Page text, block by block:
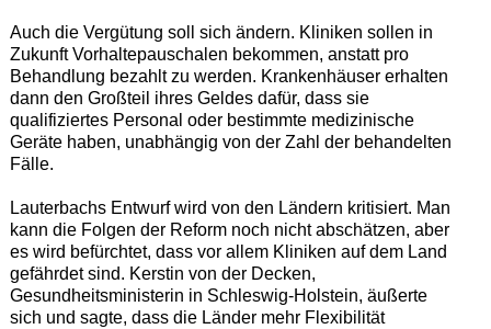
Auch die Vergütung soll sich ändern. Kliniken sollen in
Zukunft Vorhaltepauschalen bekommen, anstatt pro
Behandlung bezahlt zu werden. Krankenhäuser erhalten
dann den Großteil ihres Geldes dafür, dass sie
qualifiziertes Personal oder bestimmte medizinische
Geräte haben, unabhängig von der Zahl der behandelten
Fälle.
Lauterbachs Entwurf wird von den Ländern kritisiert. Man
kann die Folgen der Reform noch nicht abschätzen, aber
es wird befürchtet, dass vor allem Kliniken auf dem Land
gefährdet sind. Kerstin von der Decken,
Gesundheitsministerin in Schleswig-Holstein, äußerte
sich und sagte, dass die Länder mehr Flexibilität